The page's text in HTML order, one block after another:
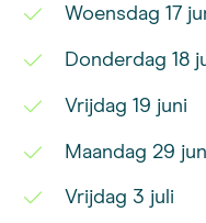
Woensdag 17
Donderdag 18
Vrijdag 19 juni
Maandag 29
Vrijdag 3 juli